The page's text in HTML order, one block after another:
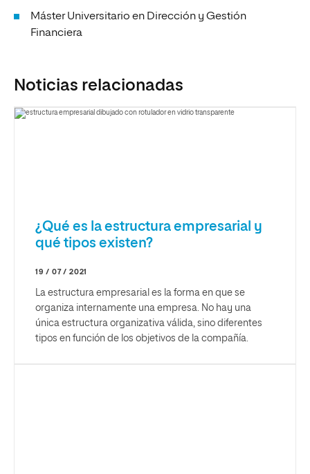
Máster Universitario en Dirección y Gestión
Financiera
Noticias relacionadas
¿Qué es la estructura empresarial y
qué tipos existen?
19 / 07 / 2021
La estructura empresarial es la forma en que se
organiza internamente una empresa. No hay una
única estructura organizativa válida, sino diferentes
tipos en función de los objetivos de la compañía.